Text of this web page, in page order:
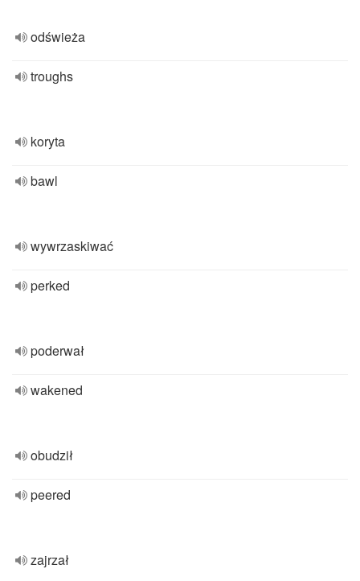
odświeża
troughs
koryta
bawl
wywrzaskiwać
perked
poderwał
wakened
obudził
peered
zajrzał